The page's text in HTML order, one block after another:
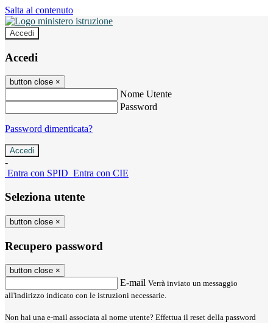
Salta al contenuto
Accedi
Accedi
button close ×
Nome Utente
Password
Password dimenticata?
-
Entra con SPID Entra con CIE
Seleziona utente
button close ×
Recupero password
button close ×
E-mail Verrà inviato un messaggio
all'indirizzo indicato con le istruzioni necessarie.
Non hai una e-mail associata al nome utente? Effettua il reset della password